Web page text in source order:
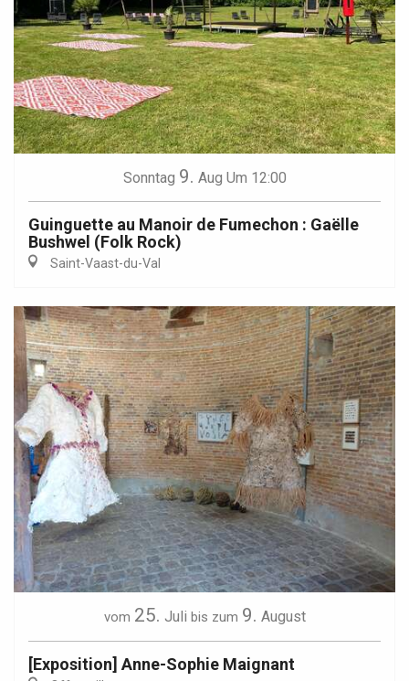
Sonntag 9. Aug Um 12:00
Guinguette au Manoir de Fumechon : Gaëlle
Bushwel (Folk Rock)
Saint-Vaast-du-Val
vom 25. Juli bis zum 9. August
[Exposition] Anne-Sophie Maignant